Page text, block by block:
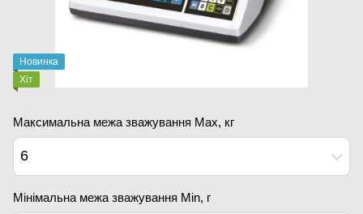
Новинка
Хіт
Максимальна межа зважування Мах, кг
6
Мінімальна межа зважування Min, г